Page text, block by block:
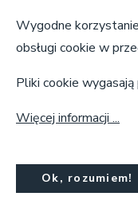
Wygodne
obsługi cookie w
Pliki cookie wygasają
Więcej informacji ...
Ok, rozumiem!
©